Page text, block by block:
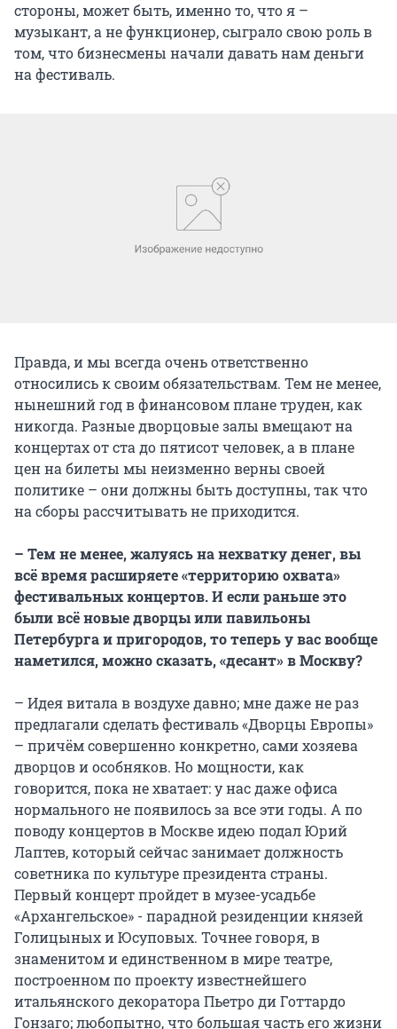
стороны, может быть, именно то, что я –
музыкант, а не функционер, сыграло свою роль в
том, что бизнесмены начали давать нам деньги
на фестиваль.
Правда, и мы всегда очень ответственно
относились к своим обязательствам. Тем не менее,
нынешний год в финансовом плане труден, как
никогда. Разные дворцовые залы вмещают на
концертах от ста до пятисот человек, а в плане
цен на билеты мы неизменно верны своей
политике – они должны быть доступны, так что
на сборы рассчитывать не приходится.
– Тем не менее, жалуясь на нехватку денег, вы
всё время расширяете «территорию охвата»
фестивальных концертов. И если раньше это
были всё новые дворцы или павильоны
Петербурга и пригородов, то теперь у вас вообще
наметился, можно сказать, «десант» в Москву?
– Идея витала в воздухе давно; мне даже не раз
предлагали сделать фестиваль «Дворцы Европы»
– причём совершенно конкретно, сами хозяева
дворцов и особняков. Но мощности, как
говорится, пока не хватает: у нас даже офиса
нормального не появилось за все эти годы. А по
поводу концертов в Москве идею подал Юрий
Лаптев, который сейчас занимает должность
советника по культуре президента страны.
Первый концерт пройдет в музее-усадьбе
«Архангельское» - парадной резиденции князей
Голицыных и Юсуповых. Точнее говоря, в
знаменитом и единственном в мире театре,
построенном по проекту известнейшего
итальянского декоратора Пьетро ди Готтардо
Гонзаго; любопытно, что большая часть его жизни